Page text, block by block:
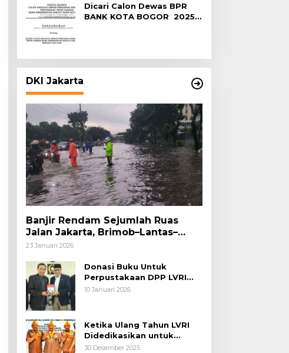
Dicari Calon Dewas BPR
BANK KOTA BOGOR 2025-
DKI Jakarta
Banjir Rendam Sejumlah Ruas
Jalan Jakarta, Brimob–Lantas–
Polair PMJ Bergerak Cepat, Polri
Nasional
23 Januari 2026
Donasi Buku Untuk
Perpustakaan DPP LVRI
Terus Mengalir
10 Januari 2026
Ketika Ulang Tahun LVRI
Didedikasikan untuk
Kemanusiaan
30 Desember 2025